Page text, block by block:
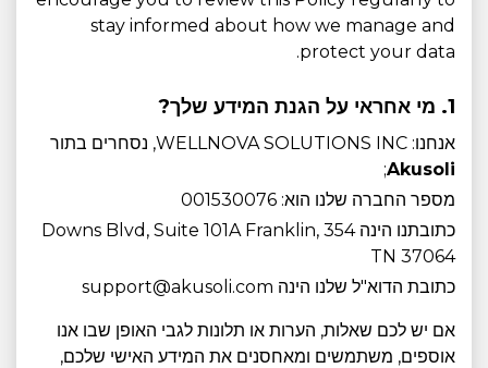
stay informed about how we manage and
protect your data.
1. מי אחראי על הגנת המידע שלך?
אנחנו: WELLNOVA SOLUTIONS INC, נסחרים בתור
Akusoli
;
מספר החברה שלנו הוא: 001530076
כתובתנו הינה 354 Downs Blvd, Suite 101A Franklin,
TN 37064
כתובת הדוא"ל שלנו הינה support@akusoli.com
אם יש לכם שאלות, הערות או תלונות לגבי האופן שבו אנו
אוספים, משתמשים ומאחסנים את המידע האישי שלכם,